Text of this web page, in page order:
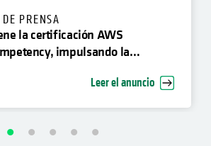
PRENSA
la certificación AWS
impulsando la
Leer el anuncio